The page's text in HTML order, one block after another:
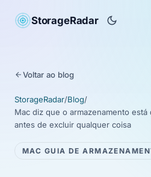
StorageRadar
Voltar ao blog
StorageRadar/Blog/
Mac diz que o armazenamento
antes de excluir qualquer coisa
MAC GUIA DE